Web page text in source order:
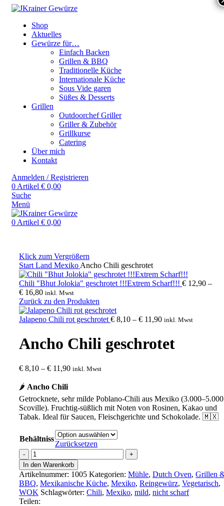
Shop
Aktuelles
Gewürze für…
Einfach Backen
Grillen & BBQ
Traditionelle Küche
Internationale Küche
Sous Vide garen
Süßes & Desserts
Grillen
Outdoorchef Griller
Griller & Zubehör
Grillkurse
Catering
Über mich
Kontakt
Anmelden / Registrieren
0 Artikel € 0,00
Suche
Menü
0 Artikel € 0,00
Klick zum Vergrößern
Start Land Mexiko Ancho Chili geschrotet
Chili "Bhut Jolokia" geschrotet !!!Extrem Scharf!!! € 12,90 –
€ 16,80Preisspanne:
€ 12,90
bis
€ 16,80
inkl. Mwst
Zurück zu den Produkten
Jalapeno Chili rot geschrotet € 8,10 – € 11,90Preisspanne:
€ 11,90
inkl. Mwst
Ancho Chili geschrotet
€ 8,10 – € 11,90Preisspanne:
€ 11,90
inkl. Mwst
🌶️ Ancho Chili
Getrocknete, sehr milde Poblano-Chili aus Mexiko (3.000–5.000
Scoville). Fruchtig-süßlich mit Noten von Rosinen, Kakao und
Tabak. Ideal für Saucen, Fleischgerichte und Schokolade. 🇲🇽
Behältniss
Zurücksetzen
Ancho
Chili
geschrotet
Menge
In den Warenkorb
Artikelnummer: 1005 Kategorien: Mühle, Dutch Oven, Grillen
BBQ, Mexikanische Küche, Mexiko, Reingewürz, Vegetarisch,
WOK Schlagwörter: Chili, Mexiko, mild, nicht scharf
Teilen: